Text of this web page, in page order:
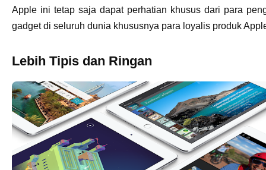
Apple ini tetap saja dapat perhatian khusus dari para
gadget di seluruh dunia khususnya para loyalis produk
Lebih Tipis dan Ringan